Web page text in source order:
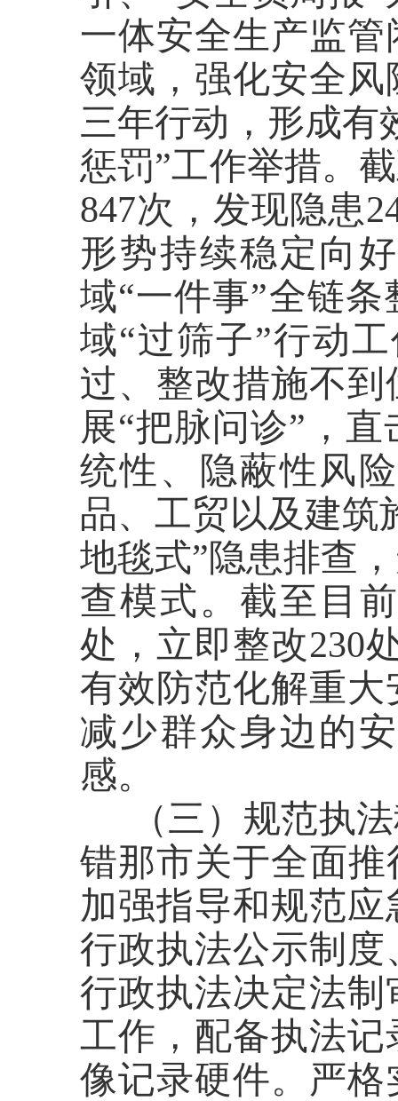
一体安全生产监
领域，强化安全
三年行动，形成有
惩罚”工作举措。
847次，发现隐患
形势持续稳定向
域“一件事”全链
域“过筛子”行动
过、整改措施不
展“把脉问诊”，
统性、隐蔽性风
品、工贸以及建筑
地毯式”隐患排查
查模式。截至目
处，立即整改230
有效防范化解重
减少群众身边的
感。
（三）规范执
错那市关于全面
加强指导和规范
行政执法公示制
行政执法决定法
工作，配备执法
像记录硬件。严